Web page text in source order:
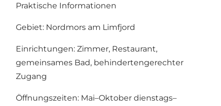
Praktische Informationen
Gebiet: Nordmors am Limfjord
Einrichtungen: Zimmer, Restaurant,
gemeinsames Bad, behindertengerechter
Zugang
Öffnungszeiten: Mai–Oktober dienstags–